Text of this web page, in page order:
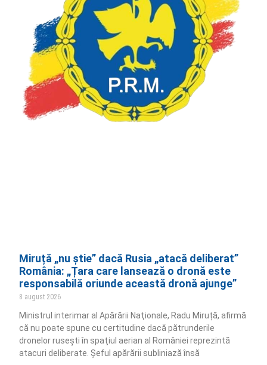
Miruță „nu știe” dacă Rusia „atacă deliberat”
România: „Țara care lansează o dronă este
responsabilă oriunde această dronă ajunge”
8 august 2026
Ministrul interimar al Apărării Naţionale, Radu Miruță, afirmă
că nu poate spune cu certitudine dacă pătrunderile
dronelor ruseşti în spaţiul aerian al României reprezintă
atacuri deliberate. Șeful apărării subliniază însă